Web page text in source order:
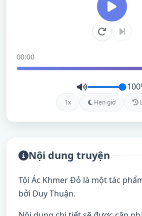
00:00
1x Hẹn giờ
Nội dung truyện
Tội Ác Khmer Đỏ là một tác
bởi Duy Thuận.